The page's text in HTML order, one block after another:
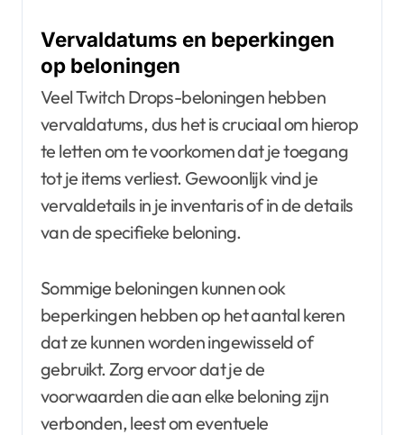
Vervaldatums en beperkingen
op beloningen
Veel Twitch Drops-beloningen hebben
vervaldatums, dus het is cruciaal om hierop
te letten om te voorkomen dat je toegang
tot je items verliest. Gewoonlijk vind je
vervaldetails in je inventaris of in de details
van de specifieke beloning.
Sommige beloningen kunnen ook
beperkingen hebben op het aantal keren
dat ze kunnen worden ingewisseld of
gebruikt. Zorg ervoor dat je de
voorwaarden die aan elke beloning zijn
verbonden, leest om eventuele